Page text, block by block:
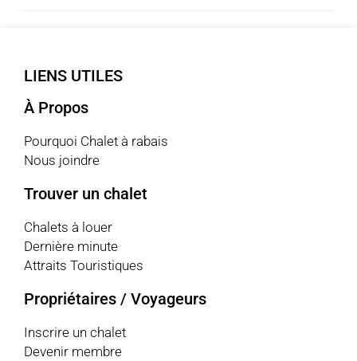
LIENS UTILES
À Propos
Pourquoi Chalet à rabais
Nous joindre
Trouver un chalet
Chalets à louer
Dernière minute
Attraits Touristiques
Propriétaires / Voyageurs
Inscrire un chalet
Devenir membre